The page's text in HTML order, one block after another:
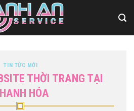
TIN TỨC MỚI
THỜI TRANG TẠI
HÓA